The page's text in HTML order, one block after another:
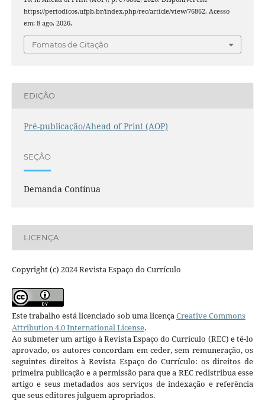
https://periodicos.ufpb.br/index.php/rec/article/view/76862. Acesso
em: 8 ago. 2026.
Fomatos de Citação
EDIÇÃO
Pré-publicação/Ahead of Print (AOP)
SEÇÃO
Demanda Contínua
LICENÇA
Copyright (c) 2024 Revista Espaço do Currículo
Este trabalho está licenciado sob uma licençaCreative Commons
Attribution 4.0 International License.
Ao submeter um artigo à Revista Espaço do Currículo (REC) e tê-lo
aprovado, os autores concordam em ceder, sem remuneração, os
seguintes direitos à Revista Espaço do Currículo: os direitos de
primeira publicação e a permissão para que a REC redistribua esse
artigo e seus metadados aos serviços de indexação e referência
que seus editores julguem apropriados.